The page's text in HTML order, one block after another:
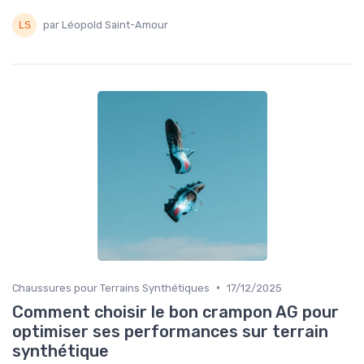
par Léopold Saint-Amour
Chaussures pour Terrains Synthétiques • 17/12/2025
Comment choisir le bon crampon AG pour
optimiser ses performances sur terrain
synthétique